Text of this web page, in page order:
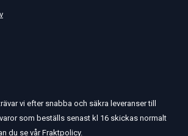
vi efter snabba och säkra leveranser till
som beställs senast kl 16 skickas normalt
du se vårFraktpolicy.